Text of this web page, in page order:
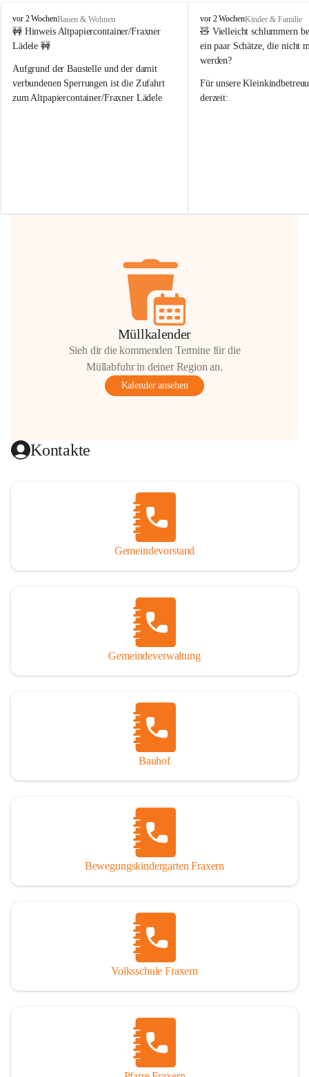
F
r
a
e
r
n
vor 2 WochenBauen & Wohnen
🚧 Hinweis Altpapiercontainer/Fraxner
Lädele 🚧
Aufgrund der Baustelle und der damit
verbundenen Sperrungen ist die Zufahrt
zum Altpapiercontainer/Fraxner Lädele
Hilfsbereitschaft!
F
r
a
x
r
n
vor 2 WochenKinder & Familie
🧸 Vielleicht schlummern
ein paar Schätze, die nicht
werden?
Für unsere
derzeit:
Müllkalender
Sieh dir die kommenden Termine für die
Müllabfuhr in deiner Region an.
Kalender ansehen
Kontakte
Gemeindevorstand
Gemeindeverwaltung
Bauhof
Bewegungskindergarten Fraxern
Volksschule Fraxern